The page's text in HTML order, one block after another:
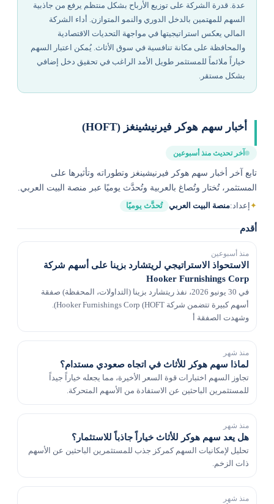
عدة. قدرة الشركة على توزيع الأرباح بشكل منتظم يرفع من جاذبية
السهم للمهتمين بالدخل الدوري والنمو المتوازن. أداء الشركة
المالي يعكس استراتيجيتها في مواجهة التحديات الاقتصادية
والمحافظة على مكانة تنافسية في سوق الأثاث. يُمكن اعتبار السهم
خياراً ملائماً للمستثمر طويل الأمد الراغب في تحقيق دخل إضافي
بشكل مستقر.
أخبار سهم هوكر فيرنيشينغز (HOFT)
آخر تحديث منذ أسبوعين
تابع آخر أخبار سهم هوكر فيرنيشينغز وتطوراته وتأثيرها على
المستثمر، تُختار وتُصاغ بالعربية وتُحدَّث يوميًا عبر منصة البيت العربي.
✦إعداد:منصة البيت العربي تُحدَّث يوميًا
أقدم
منذ أسبوعين
الاستحواذ الاستراتيجي لريتشارد بزينا على أسهم شركة
Hooker Furnishings Corp
في 30 يونيو 2026، نفذ ريتشارد بزينا (التداولات، المحفظة) صفقة
أسهم كبيرة تتضمن شركة Hooker Furnishings Corp (HOFT).
وشهدت الصفقة أ
منذ شهر
لماذا سهم هوكر للأثاث في اتجاه صعودي مستدام؟
تجاوز السهم اختبارات قوة السعر الأخيرة، مما يجعله خياراً جيداً
للمستثمرين الباحثين عن الاستفادة من الأسهم المتحركة.
منذ شهر
هل يعد سهم هوكر للأثاث خياراً جاذباً للاستثمار؟
تحليل لإمكانيات السهم كمركز جذب للمستثمرين الباحثين عن الأسهم
ذات الزخم.
منذ شهر